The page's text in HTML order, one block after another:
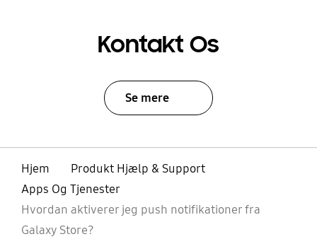
Kontakt Os
Se mere
Hjem
Produkt Hjælp & Support
Apps Og Tjenester
Hvordan aktiverer jeg push notifikationer fra
Galaxy Store?